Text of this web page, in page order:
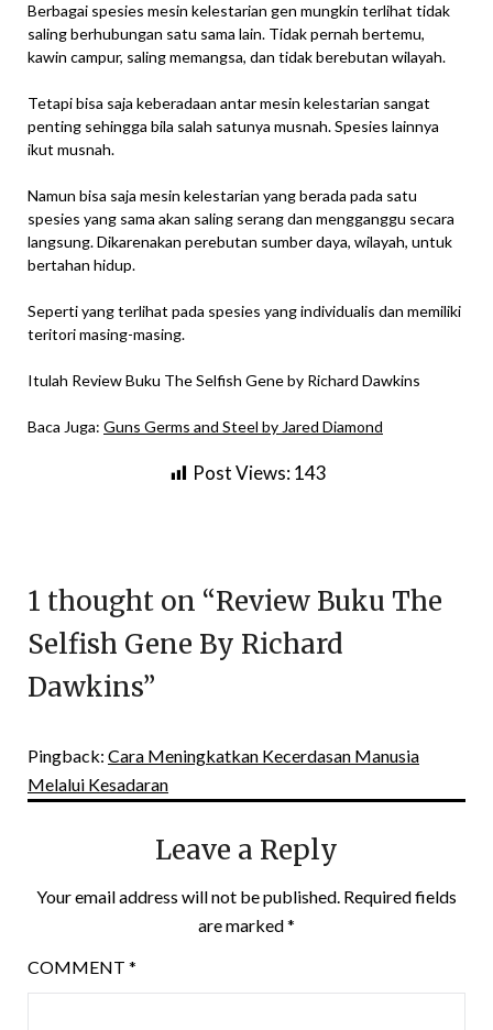
Berbagai spesies mesin kelestarian gen mungkin terlihat tidak
saling berhubungan satu sama lain. Tidak pernah bertemu,
kawin campur, saling memangsa, dan tidak berebutan wilayah.
Tetapi bisa saja keberadaan antar mesin kelestarian sangat
penting sehingga bila salah satunya musnah. Spesies lainnya
ikut musnah.
Namun bisa saja mesin kelestarian yang berada pada satu
spesies yang sama akan saling serang dan mengganggu secara
langsung. Dikarenakan perebutan sumber daya, wilayah, untuk
bertahan hidup.
Seperti yang terlihat pada spesies yang individualis dan memiliki
teritori masing-masing.
Itulah Review Buku The Selfish Gene by Richard Dawkins
Baca Juga: Guns Germs and Steel by Jared Diamond
Post Views: 143
1 thought on “Review Buku The
Selfish Gene By Richard
Dawkins”
Pingback: Cara Meningkatkan Kecerdasan Manusia
Melalui Kesadaran
Leave a Reply
Your email address will not be published. Required fields
are marked*
COMMENT *